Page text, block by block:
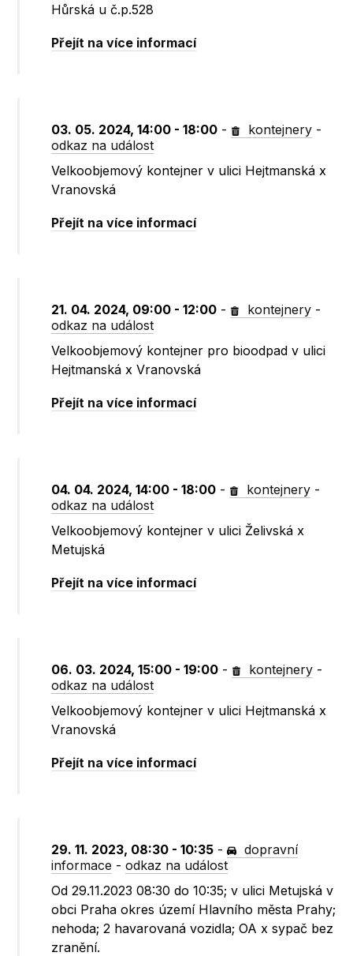
Hůrská u č.p.528
Přejít na více informací
03. 05. 2024, 14:00 - 18:00 - kontejnery -
odkaz na událost
Velkoobjemový kontejner v ulici Hejtmanská x
Vranovská
Přejít na více informací
21. 04. 2024, 09:00 - 12:00 - kontejnery -
odkaz na událost
Velkoobjemový kontejner pro bioodpad v ulici
Hejtmanská x Vranovská
Přejít na více informací
04. 04. 2024, 14:00 - 18:00 - kontejnery -
odkaz na událost
Velkoobjemový kontejner v ulici Želivská x
Metujská
Přejít na více informací
06. 03. 2024, 15:00 - 19:00 - kontejnery -
odkaz na událost
Velkoobjemový kontejner v ulici Hejtmanská x
Vranovská
Přejít na více informací
29. 11. 2023, 08:30 - 10:35 -
dopravní
informace -odkaz na událost
Od 29.11.2023 08:30 do 10:35; v ulici Metujská v
obci Praha okres území Hlavního města Prahy;
nehoda; 2 havarovaná vozidla; OA x sypač bez
zranění.